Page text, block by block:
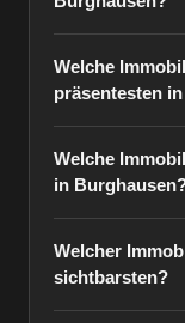
Welche
präsentesten
Welche
in
Welcher
sichtbarsten?